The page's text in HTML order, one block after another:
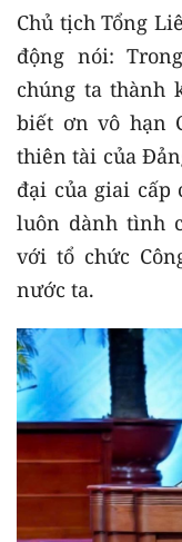
Chủ tịch Tổng
động nói:
chúng ta thành
biết ơn vô hạn
thiên tài của
đại của giai cấp
luôn dành tình
với tổ chức
nước ta.